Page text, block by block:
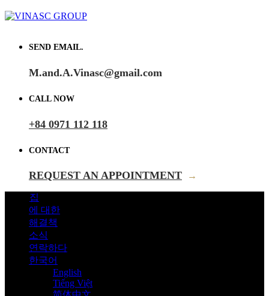
SEND EMAIL.
M.and.A.Vinasc@gmail.com
CALL NOW
+84 0971 112 118
CONTACT
REQUEST AN APPOINTMENT →
집
에 대한
해결책
소식
연락하다
한국어
English
Tiếng Việt